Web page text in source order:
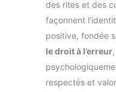
des rites et des
façonnent
positive, fondée
le droit à l’erreur
respectés et